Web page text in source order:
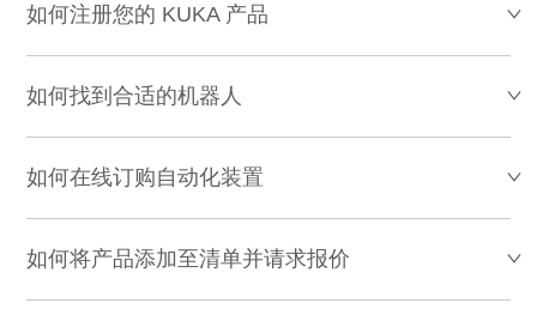
如何注册您的 KUKA 产品
如何找到合适的机器人
如何在线订购自动化装置
如何将产品添加至清单并请求报价